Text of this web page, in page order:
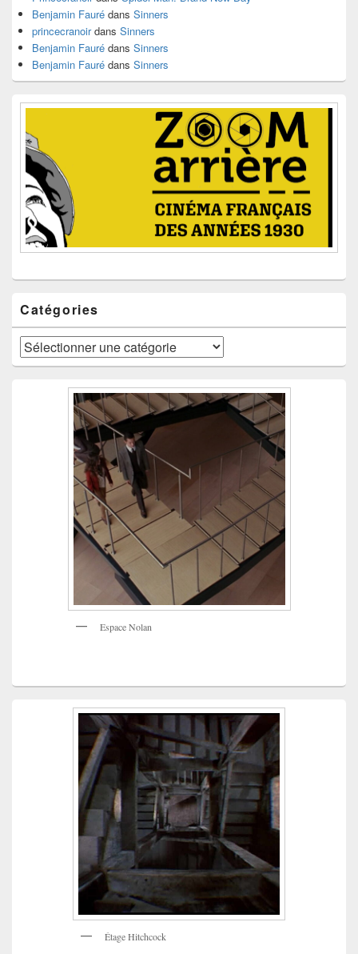
Benjamin Fauré dans Sinners
princecranoirdans Sinners
Benjamin Fauré dans Sinners
Benjamin Fauré dans Sinners
Catégories
Catégories
Espace Nolan
Étage Hitchcock